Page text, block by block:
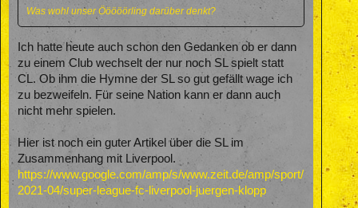
Was wohl unser Ööööörling darüber denkt?
Ich hatte heute auch schon den Gedanken ob er dann
zu einem Club wechselt der nur noch SL spielt statt
CL. Ob ihm die Hymne der SL so gut gefällt wage ich
zu bezweifeln. Für seine Nation kann er dann auch
nicht mehr spielen.
Hier ist noch ein guter Artikel über die SL im
Zusammenhang mit Liverpool.
https://www.google.com/amp/s/www.zeit.de/amp/sport/
2021-04/super-league-fc-liverpool-juergen-klopp